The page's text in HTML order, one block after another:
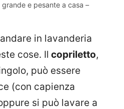
e pesante a casa –
in lavanderia
cose. Il copriletto,
può essere
(con capienza
si può lavare a